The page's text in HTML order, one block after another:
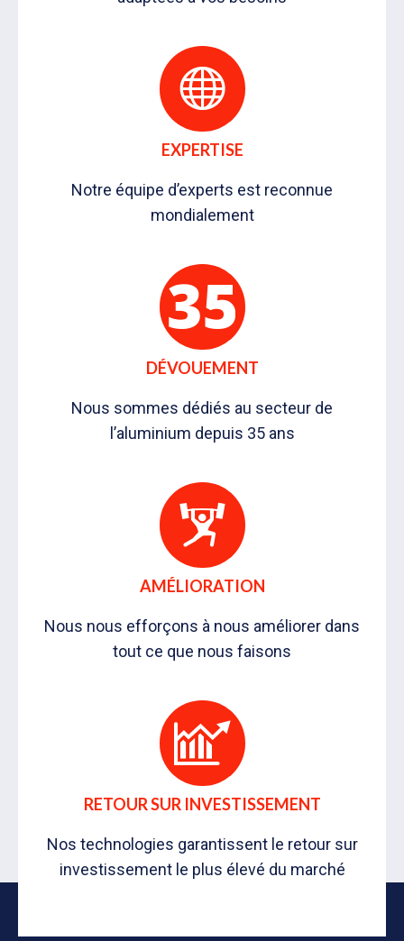
EXPERTISE
Notre équipe d’experts est reconnue
mondialement
DÉVOUEMENT
Nous sommes dédiés au secteur de
l’aluminium depuis 35 ans
AMÉLIORATION
Nous nous efforçons à nous améliorer dans
tout ce que nous faisons
RETOUR SUR INVESTISSEMENT
Nos technologies garantissent le retour sur
investissement le plus élevé du marché